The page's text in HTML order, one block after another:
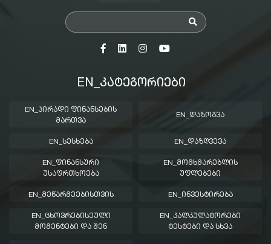
EN_ᲙᲐᲢᲔᲒᲝᲠᲘᲔᲑᲘ
EN_ᲞᲘᲠᲐᲓᲘ ᲤᲘᲜᲐᲜᲡᲔᲑᲘᲡ
ᲛᲐᲠᲗᲕᲐ
EN_ᲓᲐᲖᲝᲒᲕᲐ
EN_ᲡᲔᲡᲮᲔᲑᲐ EN_ᲓᲐᲖᲦᲕᲔᲕᲐ
EN_ᲤᲘᲜᲐᲜᲡᲣᲠᲘ
ᲣᲡᲐᲤᲠᲗᲮᲝᲔᲑᲐ
EN_ᲛᲝᲛᲮᲛᲐᲠᲔᲑᲚᲘᲡ
ᲣᲤᲚᲔᲑᲔᲑᲘ
EN_ᲛᲔᲬᲐᲠᲛᲔᲔᲑᲘᲡᲗᲕᲘᲡ EN_ᲘᲜᲕᲔᲡᲢᲘᲠᲔᲑᲐ
EN_ᲪᲮᲝᲕᲠᲔᲑᲘᲡᲔᲣᲚᲘ
ᲛᲝᲛᲔᲜᲢᲔᲑᲘ ᲓᲐ ᲨᲔᲜ
EN_ᲙᲐᲚᲙᲣᲚᲐᲢᲝᲠᲔᲑᲘ
ᲢᲔᲡᲢᲔᲑᲘ ᲓᲐ ᲡᲮᲕᲐ